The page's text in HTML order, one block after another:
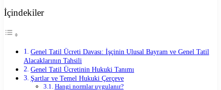
İçindekiler
Genel Tatil Ücreti Davası: İşçinin Ulusal Bayram ve Genel Tatil
Alacaklarının Tahsili
Genel Tatil Ücretinin Hukuki Tanımı
Şartlar ve Temel Hukuki Çerçeve
Hangi normlar uygulanır?